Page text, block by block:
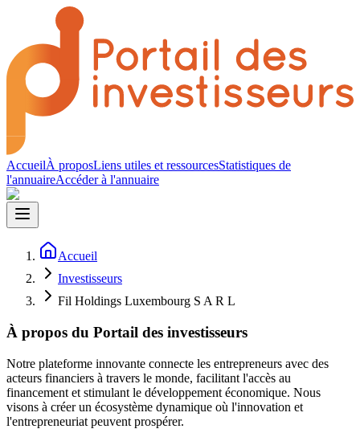
AccueilÀ proposLiens utiles et ressourcesStatistiques de
l'annuaireAccéder à l'annuaire
Accueil
Investisseurs
Fil Holdings Luxembourg S A R L
À propos du Portail des investisseurs
Notre plateforme innovante connecte les entrepreneurs avec des
acteurs financiers à travers le monde, facilitant l'accès au
financement et stimulant le développement économique. Nous
visons à créer un écosystème dynamique où l'innovation et
l'entrepreneuriat peuvent prospérer.